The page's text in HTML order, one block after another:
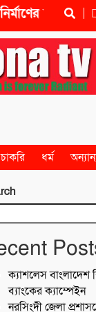
লক্ষ্যে সোনালী
চাকরি ধর্ম
ক্যাশলেস বাংলাদেশ
ব্যাংকের ক্যাম্পেইন
নরসিংদী জেলা